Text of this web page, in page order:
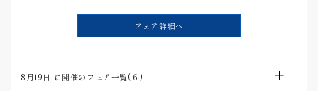
フェア詳細へ
8月19日 に開催のフェア一覧(6 )